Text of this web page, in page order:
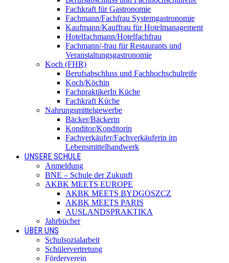
Fachkraft für Gastronomie
Fachmann/Fachfrau Systemgastronomie
Kaufmann/Kauffrau für Hotelmanagement
Hotelfachmann/Hotelfachfrau
Fachmann/-frau für Restaurants und
Veranstaltungsgastronomie
Koch (FHR)
Berufsabschluss und Fachhochschulreife
Koch/Köchin
FachpraktikerIn Küche
Fachkraft Küche
Nahrungsmittelgewerbe
Bäcker/Bäckerin
Konditor/Konditorin
Fachverkäufer/Fachverkäuferin im
Lebensmittelhandwerk
UNSERE SCHULE
Anmeldung
BNE – Schule der Zukunft
AKBK MEETS EUROPE
AKBK MEETS BYDGOSZCZ
AKBK MEETS PARIS
AUSLANDSPRAKTIKA
Jahrbücher
ÜBER UNS
Schulsozialarbeit
Schülervertretung
Förderverein